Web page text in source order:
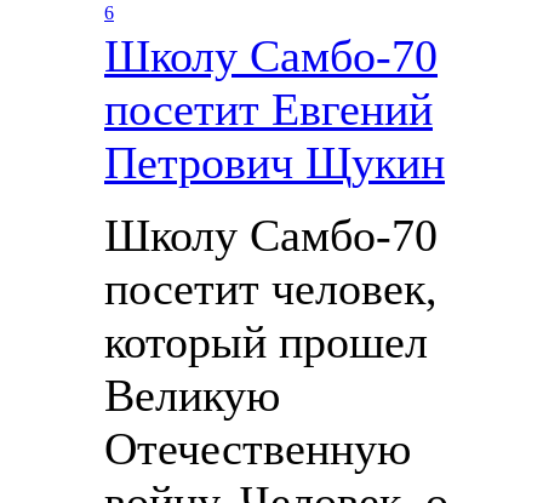
6
Школу Cамбо-70
посетит Евгений
Петрович Щукин
Школу Cамбо-70
посетит человек,
который прошел
Великую
Отечественную